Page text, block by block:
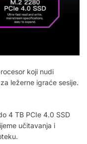
koji nudi
ležerne igraće sesije.
4 TB PCIe 4.0 SSD
učitavanja i